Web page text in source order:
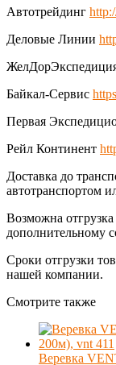
Автотрейдинг
Деловые Линии
Байкал-Сервис
Первая
Рейл Континент
Доставка до
автотранспортом
Возможна
дополнительному
Сроки отгрузки
нашей компании.
Смотрите также
Веревка